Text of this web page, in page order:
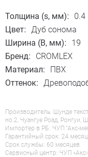
Толщина (s, мм):
0.4
Цвет: Дуб сонома
Ширина (B, мм):
19
Бренд:
CROMLEX
Материал:
ПВХ
Оттенок:
Производитель: Шунде
но.2, Чуангуе Роад, Ронгуи,
Импортер в РБ: ЧУП "Акс-
Гарантийный срок: 24
Срок службы: 60 месяцев
Сервисный центр: ЧУП